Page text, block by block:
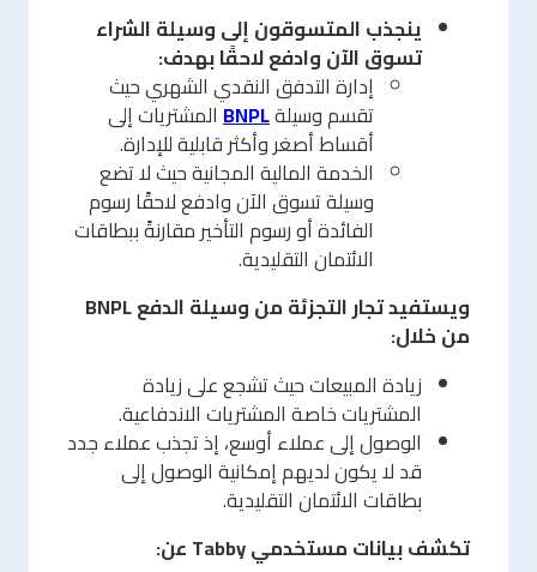
ينجذب المتسوقون إلى وسيلة الشراء
تسوق الآن وادفع لاحقًا بهدف:
إدارة التدفق النقدي الشهري حيث
تقسم وسيلةBNPLالمشتريات إلى
أقساط أصغر وأكثر قابلية للإدارة.
الخدمة المالية المجانية حيث لا تضع
وسيلة تسوق الآن وادفع لاحقًا رسوم
الفائدة أو رسوم التأخير مقارنةً ببطاقات
الائتمان التقليدية.
ويستفيد تجار التجزئة من وسيلة الدفعBNPL
من خلال:
زيادة المبيعات حيث تشجع على زيادة
المشتريات خاصة المشتريات الاندفاعية.
الوصول إلى عملاء أوسع، إذ تجذب عملاء جدد
قد لا يكون لديهم إمكانية الوصول إلى
بطاقات الائتمان التقليدية.
تكشف بيانات مستخدميTabby عن: